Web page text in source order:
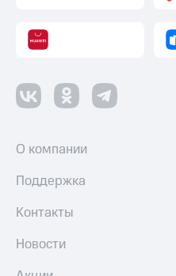
О компании
Поддержка
Контакты
Новости